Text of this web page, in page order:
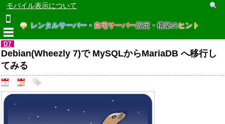
モバイル表示について
レンタルサーバー・ 自宅サーバー設定・構築のヒント
D7
Debian(Wheezly 7)で MySQLからMariaDB へ移行し
てみる